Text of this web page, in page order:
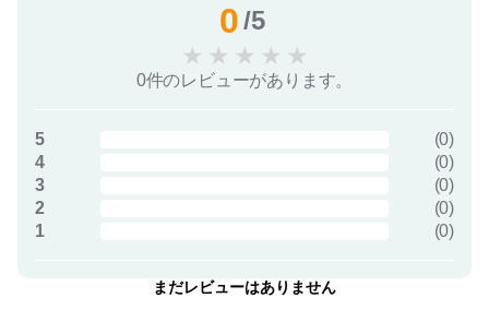
0/5
★ ★ ★ ★ ★
0件のレビューがあります。
5 (0)
4
(0)
3
(0)
2
(0)
1
(0)
まだレビューはありません